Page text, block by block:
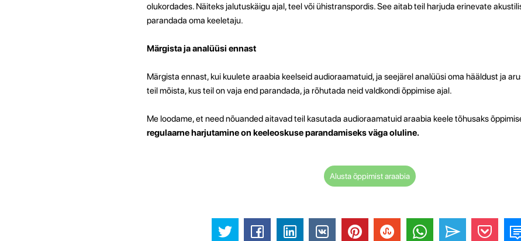
olukordades. Näiteks jalutuskäigu ajal, teel või ühistranspordis. See aitab teil harjuda erinevate
parandada oma keeletaju.
Märgista ja analüüsi ennast
Märgista ennast, kui kuulete araabia keelseid audioraamatuid, ja seejärel analüüsi oma hääldust ja
teil mõista, kus teil on vaja end parandada, ja rõhutada neid valdkondi õppimise ajal.
Me loodame, et need nõuanded aitavad teil kasutada audioraamatuid araabia keele tõhusaks
regulaarne harjutamine on keeleoskuse parandamiseks väga oluline.
Alusta õppimist araabia